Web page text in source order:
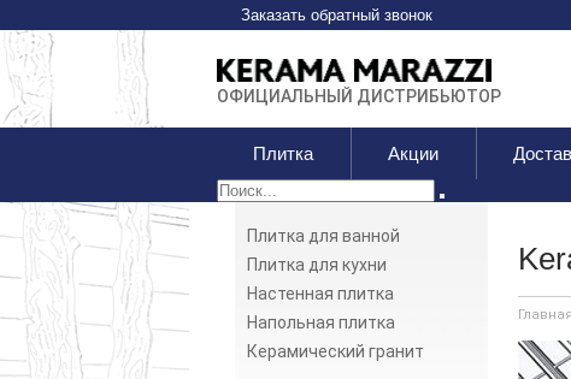
Заказать обратный звонок
ОФИЦИАЛЬНЫЙ ДИСТРИБЬЮТОР
Плитка Акции
Плитка для ванной
Плитка для кухни
Настенная плитка
Напольная плитка
Керамический гранит
Главная